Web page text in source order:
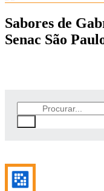
Sabores de
Senac São